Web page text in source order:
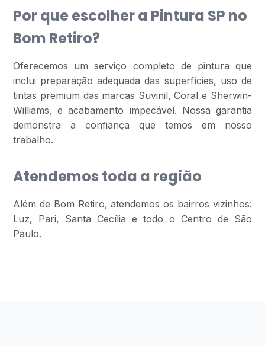
Por que escolher a Pintura SP no
Bom Retiro?
Oferecemos um serviço completo de pintura que
inclui preparação adequada das superfícies, uso de
tintas premium das marcas Suvinil, Coral e Sherwin-
Williams, e acabamento impecável. Nossa garantia
demonstra a confiança que temos em nosso
trabalho.
Atendemos toda a região
Além de Bom Retiro, atendemos os bairros vizinhos:
Luz, Pari, Santa Cecília e todo o Centro de São
Paulo.